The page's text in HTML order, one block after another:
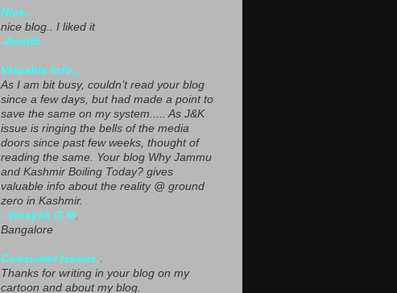
Nice..
nice blog.. I liked it
-Amrith
Valuable Info..
As I am bit busy, couldn’t read your blog
since a few days, but had made a point to
save the same on my system..... As J&K
issue is ringing the bells of the media
doors since past few weeks, thought of
reading the same. Your blog Why Jammu
and Kashmir Boiling Today? gives
valuable info about the reality @ ground
zero in Kashmir.
- Vinayak G M,
Bangalore
Consumer Issues..
Thanks for writing in your blog on my
cartoon and about my blog.